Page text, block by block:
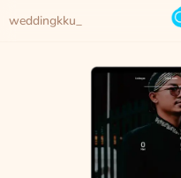
weddingkku_